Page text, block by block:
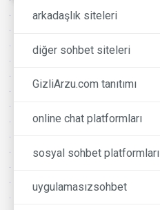
arkadaşlık siteleri
diğer sohbet siteleri
GizliArzu.com tanıtımı
online chat platformları
sosyal sohbet platformları
uygulamasızsohbet